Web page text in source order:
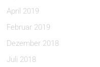
April 2019
Februar 2019
Dezember 2018
Juli 2018